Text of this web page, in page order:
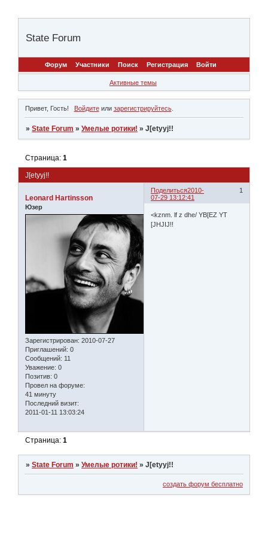
State Forum
Форум Участники Поиск Регистрация Войти
Активные темы
Привет, Гость! Войдитеили зарегистрируйтесь.
»State Forum »Умелые ротики! »J[etyyj!!
J[etyyj!!
Страница:1
Поделиться 1
2010-
07-29 13:12:41
Leonard Hartinsson
Юзер
Зарегистрирован: 2010-07-27
Приглашений: 0
Сообщений: 11
Уважение: 0
Позитив: 0
Провел на форуме:
41 минуту
Последний визит:
2011-01-11 13:03:24
<kznm. lf z dhe/ YB[EZ YT
[JHJIJ!!
Страница:1
»State Forum »Умелые ротики! »J[etyyj!!
создать форум бесплатно